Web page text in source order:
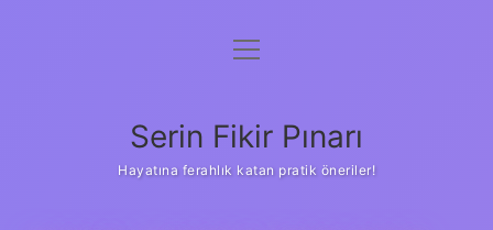
Gizlilik Politikası
Yasal Uyarı
menüyü
Serin Fikir Pınarı
Hayatına ferahlık katan pratik öneriler!